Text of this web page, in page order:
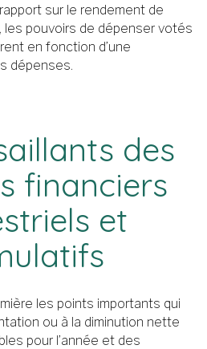
sur le rendement de
les pouvoirs de dépenser votés
en fonction d’une
dépenses.
des
financiers
et
les points importants qui
ou à la diminution nette
pour l’année et des